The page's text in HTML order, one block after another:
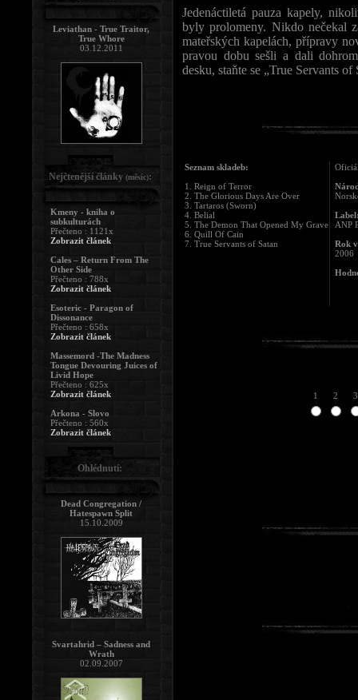
Jedenáctiletá pauza kapely,
byly prolomeny. Nikdo nečekal
mateřských kapelách, přípravy
pravou dobu sešli a dali
desku, staňte se „True Servants of
Seznam skladeb:
1. Reign of Terror
2. The Glorious Days Are Over
3. Tartaros (Sworn)
4. Belial
5. The Demon That Opened My Grave
6. Quill Of Cain
7. True Servants of Satan
ANP
Rok
2006
1 2 3
Leviathan - True Traitor,
True Whore
03.12.2011
Nejčtenější články (měsíc):
Kmeny - kniha o
subkulturách
Přečteno : 1121x
Zobrazit článek
Cales – Return From The
Other Side
Přečteno : 788x
Zobrazit článek
Esoteric - Paragon of
Dissonance
Přečteno : 658x
Zobrazit článek
Massemord -The Madness
Tongue Devouring Juices of
Livid Hope
Přečteno : 625x
Zobrazit článek
Arkona - Slovo
Přečteno : 560x
Zobrazit článek
Ohlédnutí:
Dead Congregation /
Hatespawn Split
15.10.2009
Svartahrid – Sadness and
Wrath
02.09.2007